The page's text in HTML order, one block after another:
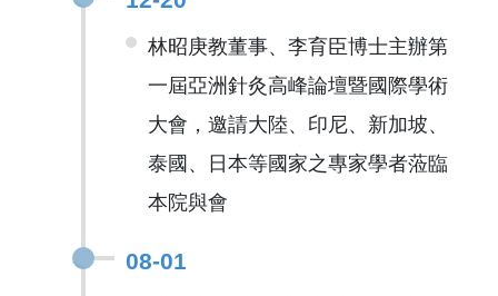
林昭庚教董事、李育臣博士主辦第
一屆亞洲針灸高峰論壇暨國際學術
大會，邀請大陸、印尼、新加坡、
泰國、日本等國家之專家學者蒞臨
本院與會
08-01